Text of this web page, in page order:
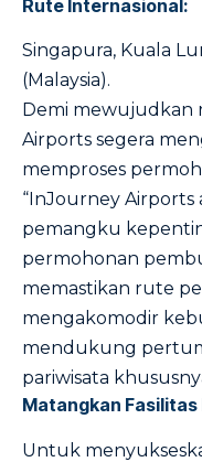
Rute Internasional:
Singapura, Kuala
(Malaysia).
Demi mewujudkan
Airports segera
memproses
“InJourney
pemangku
permohonan
memastikan rute
mengakomodir
mendukung
pariwisata
Matangkan Fasilitas
Untuk